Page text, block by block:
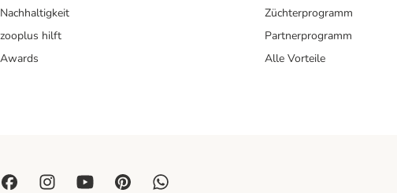
Nachhaltigkeit
zooplus hilft
Awards
Züchterprogramm
Partnerprogramm
Alle Vorteile